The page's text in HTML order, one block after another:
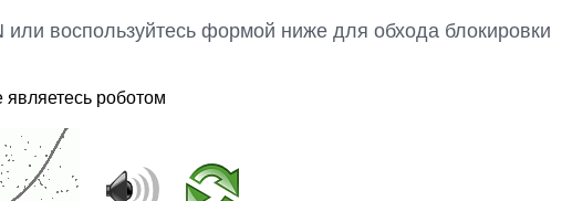
воспользуйтесь формой ниже для обхода блокировки
роботом